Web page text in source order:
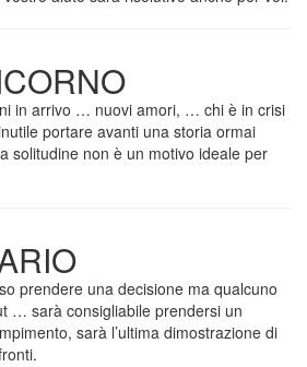
in arrivo … nuovi amori, … chi è in crisi
portare avanti una storia ormai
solitudine non è un motivo ideale per
prendere una decisione ma qualcuno
… sarà consigliabile prendersi un
sarà l’ultima dimostrazione di